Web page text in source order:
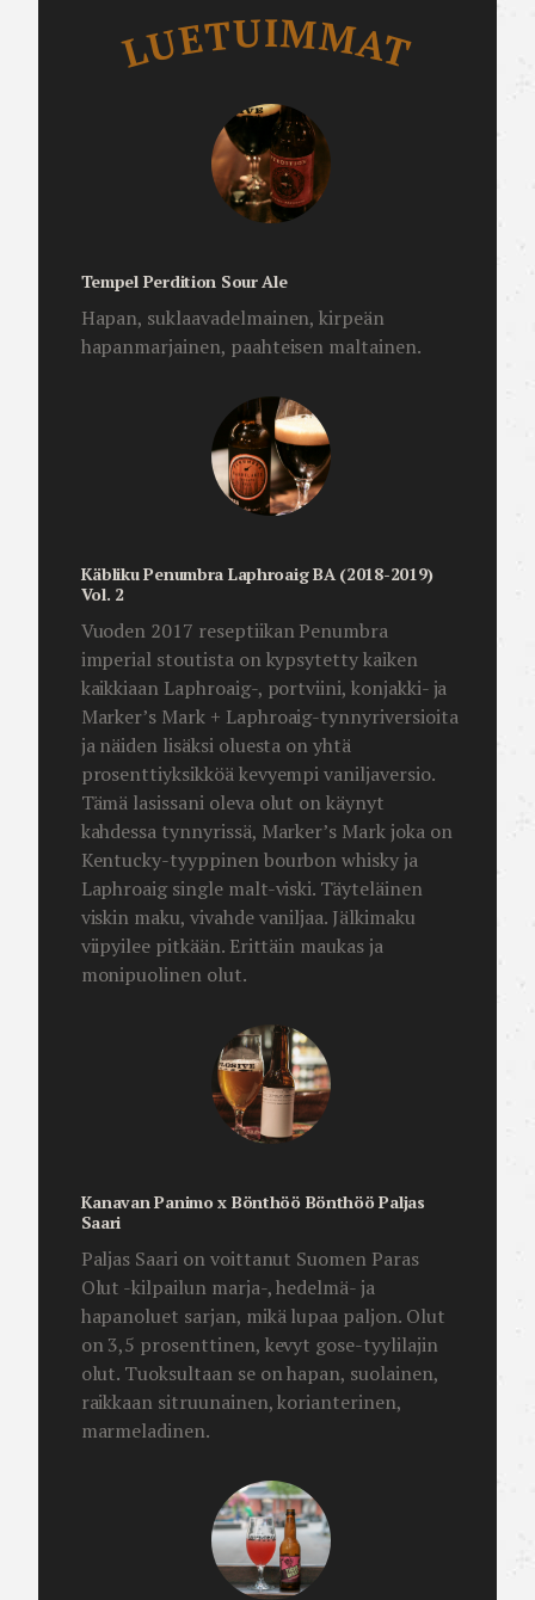
LUETUIMMAT
Tempel Perdition Sour Ale
Hapan, suklaavadelmainen, kirpeän
hapanmarjainen, paahteisen maltainen.
Käbliku Penumbra Laphroaig BA (2018-2019)
Vol. 2
Vuoden 2017 reseptiikan Penumbra
imperial stoutista on kypsytetty kaiken
kaikkiaan Laphroaig-, portviini, konjakki- ja
Marker’s Mark + Laphroaig-tynnyriversioita
ja näiden lisäksi oluesta on yhtä
prosenttiyksikköä kevyempi vaniljaversio.
Tämä lasissani oleva olut on käynyt
kahdessa tynnyrissä, Marker’s Mark joka on
Kentucky-tyyppinen bourbon whisky ja
Laphroaig single malt-viski. Täyteläinen
viskin maku, vivahde vaniljaa. Jälkimaku
viipyilee pitkään. Erittäin maukas ja
monipuolinen olut.
Kanavan Panimo x Bönthöö Bönthöö Paljas
Saari
Paljas Saari on voittanut Suomen Paras
Olut -kilpailun marja-, hedelmä- ja
hapanoluet sarjan, mikä lupaa paljon. Olut
on 3,5 prosenttinen, kevyt gose-tyylilajin
olut. Tuoksultaan se on hapan, suolainen,
raikkaan sitruunainen, korianterinen,
marmeladinen.